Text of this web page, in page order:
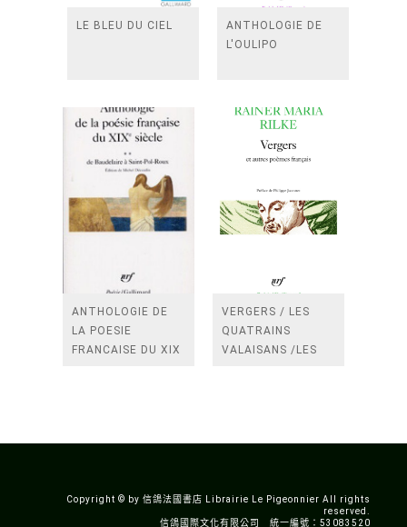
LE BLEU DU CIEL
ANTHOLOGIE DE
L'OULIPO
ANTHOLOGIE DE
LA POESIE
FRANCAISE DU XIX
VERGERS / LES
QUATRAINS
VALAISANS /LES
Copyright © by 信鴿法國書店 Librairie Le Pigeonnier All rights
reserved.
信鴿國際文化有限公司 統一編號：53083520